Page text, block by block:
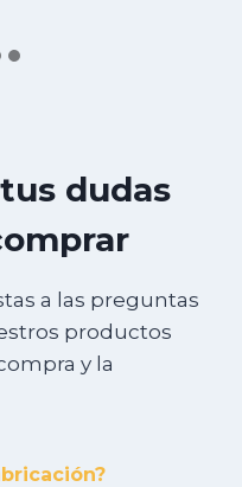
dudas
a las preguntas
productos
y la